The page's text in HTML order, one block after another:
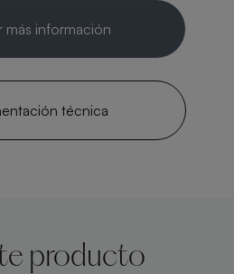
más información
técnica
producto